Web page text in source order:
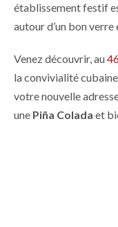
établissement festif
autour d’un bon
Venez découvrir, au
la convivialité
votre nouvelle
une Piña Colada et